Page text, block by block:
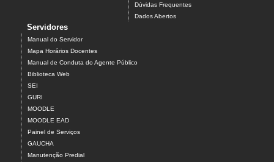
Dúvidas Frequentes
Dados Abertos
Servidores
Manual do Servidor
Mapa Horários Docentes
Manual de Conduta do Agente Público
Biblioteca Web
SEI
GURI
MOODLE
MOODLE EAD
Painel de Serviços
GAUCHA
Manutenção Predial